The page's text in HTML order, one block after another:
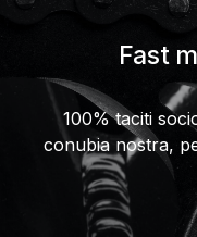
Fast
100% taciti
conubia nostra,